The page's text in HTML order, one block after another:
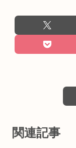
関連記事